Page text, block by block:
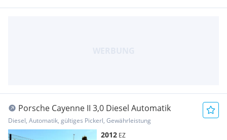
Porsche Cayenne II 3,0 Diesel Automatik
Diesel, Automatik, gültiges Pickerl, Gewährleistung
2012 EZ